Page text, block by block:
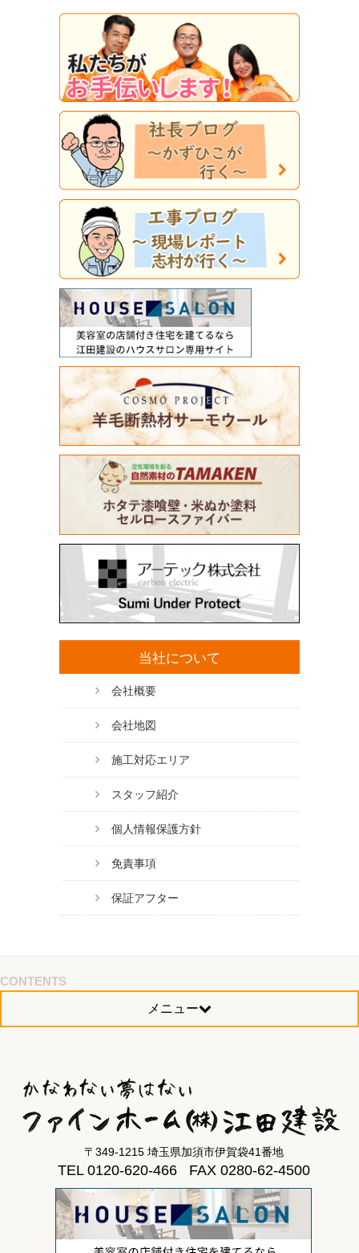
当社について
会社概要
会社地図
施工対応エリア
スタッフ紹介
個人情報保護方針
免責事項
保証アフター
CONTENTS
メニュー
〒349-1215 埼玉県加須市伊賀袋41番地
TEL 0120-620-466 FAX 0280-62-4500